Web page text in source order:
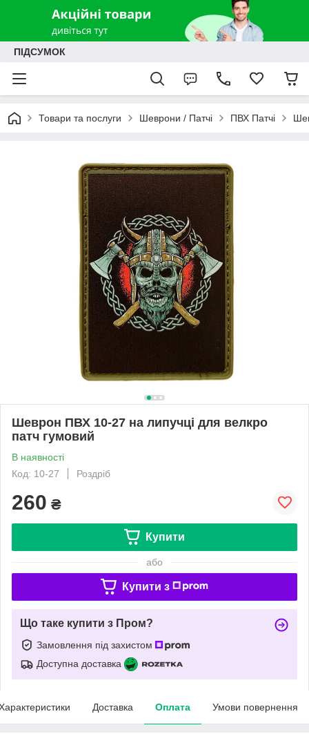
ПІДСУМОК
Товари та послуги Шеврони / Патчі ПВХ Патчі
Шеврон ПВХ 10-27 на липучці для велкро
патч гумовий
В наявності
Код: 10-27
Роздріб
260 ₴
Купити
або
Купити з
Що таке купити з Пром?
Замовлення під захистом
Доступна доставка
Доставка Оплата Умови повернення